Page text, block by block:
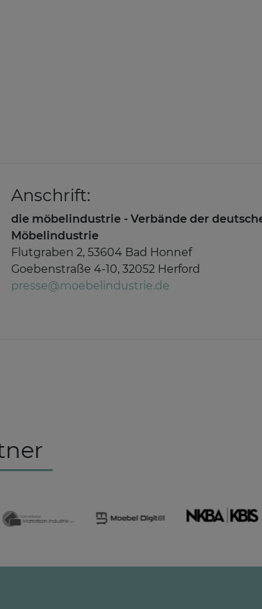
Anschrift:
die möbelindustrie - Verbände der
Möbelindustrie
Flutgraben 2, 53604 Bad Honnef
Goebenstraße 4-10, 32052 Herford
presse@moebelindustrie.de